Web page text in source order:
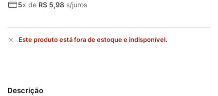
5x de R$ 5,98 s/juros
Este produto está fora de estoque e indisponível.
Descrição